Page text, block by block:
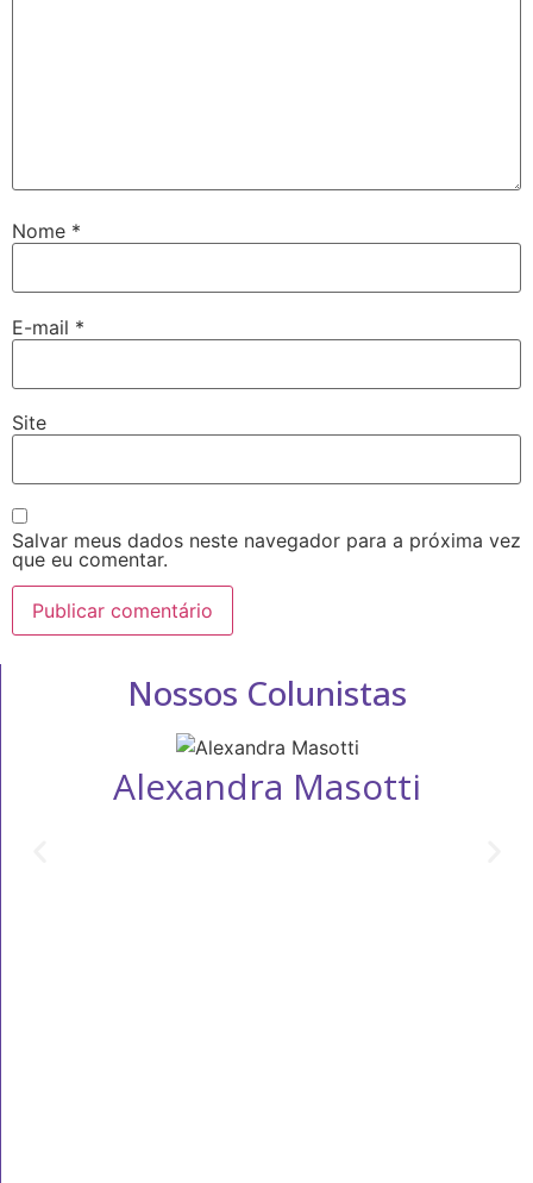
Nome *
E-mail *
Site
Salvar meus dados neste navegador para a próxima vez
que eu comentar.
Nossos Colunistas
Alexandra Masotti